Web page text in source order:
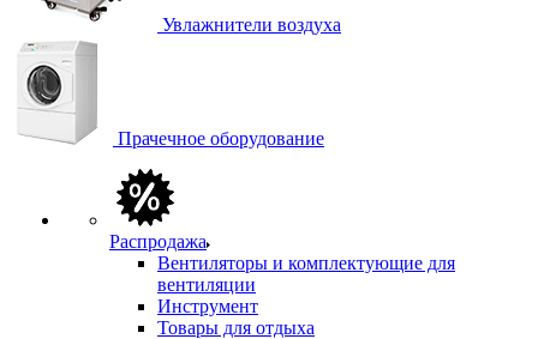
Увлажнители воздуха
Прачечное оборудование
Распродажа
Вентиляторы и комплектующие для
вентиляции
Инструмент
Товары для отдыха